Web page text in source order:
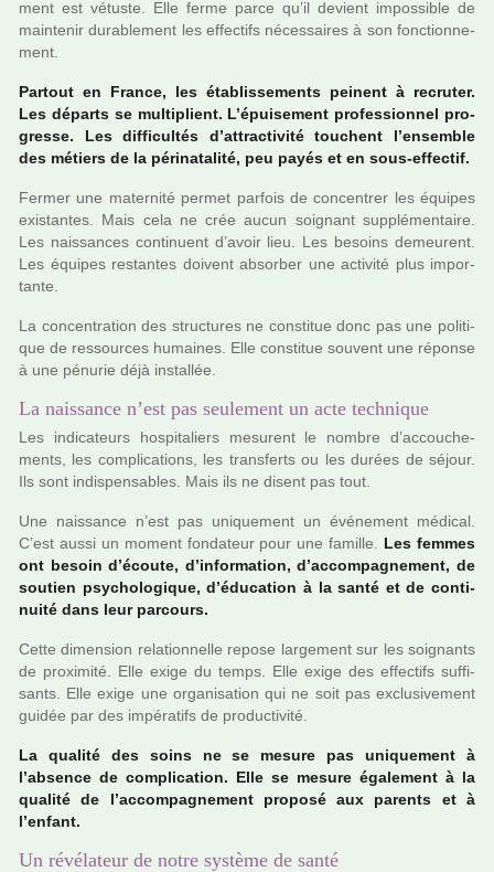
ment est vétuste. Elle ferme parce qu’il devient impos­si­ble de
main­te­nir dura­ble­ment les effec­tifs néces­sai­res à son fonc­tion­ne­
ment.
Partout en France, les établissements pei­nent à recru­ter.
Les départs se mul­ti­plient. L’épuisement pro­fes­sion­nel pro­
gresse. Les dif­fi­cultés d’attrac­ti­vité tou­chent l’ensem­ble
des métiers de la péri­na­ta­lité, peu payés et en sous-effec­tif.
Fermer une mater­nité permet par­fois de concen­trer les équipes
exis­tan­tes. Mais cela ne crée aucun soi­gnant sup­plé­men­taire.
Les nais­san­ces conti­nuent d’avoir lieu. Les besoins demeu­rent.
Les équipes res­tan­tes doi­vent absor­ber une acti­vité plus impor­
tante.
La concen­tra­tion des struc­tu­res ne cons­ti­tue donc pas une poli­ti­
que de res­sour­ces humai­nes. Elle cons­ti­tue sou­vent une réponse
à une pénu­rie déjà ins­tal­lée.
La naissance n’est pas seulement un acte technique
Les indi­ca­teurs hos­pi­ta­liers mesu­rent le nombre d’accou­che­
ments, les com­pli­ca­tions, les trans­ferts ou les durées de séjour.
Ils sont indis­pen­sa­bles. Mais ils ne disent pas tout.
Une nais­sance n’est pas uni­que­ment un événement médi­cal.
C’est aussi un moment fon­da­teur pour une famille. Les femmes
ont besoin d’écoute, d’infor­ma­tion, d’accom­pa­gne­ment, de
sou­tien psy­cho­lo­gi­que, d’éducation à la santé et de conti­
nuité dans leur par­cours.
Cette dimen­sion rela­tion­nelle repose lar­ge­ment sur les soi­gnants
de proxi­mité. Elle exige du temps. Elle exige des effec­tifs suf­fi­
sants. Elle exige une orga­ni­sa­tion qui ne soit pas exclu­si­ve­ment
guidée par des impé­ra­tifs de pro­duc­ti­vité.
La qua­lité des soins ne se mesure pas uni­que­ment à
l’absence de com­pli­ca­tion. Elle se mesure également à la
qua­lité de l’accom­pa­gne­ment pro­posé aux parents et à
l’enfant.
Un révélateur de notre système de santé